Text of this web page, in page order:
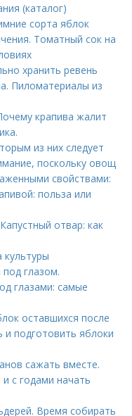
(каталог)
сорта яблок
Томатный сок на
хранить ревень
Пиломатериалы из
крапива жалит
из них следует
поскольку овощ
свойствами:
польза или
отвар: как
культуры
глазом.
глазами: самые
оставшихся после
и подготовить яблоки
сажать вместе.
с годами начать
Время собирать